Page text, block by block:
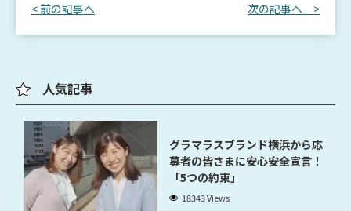
< 前の記事へ 次の記事へ >
人気記事
グラマラスブランド横浜から応
募者の皆さまに安心安全宣言！
「5つの約束」
18343 Views